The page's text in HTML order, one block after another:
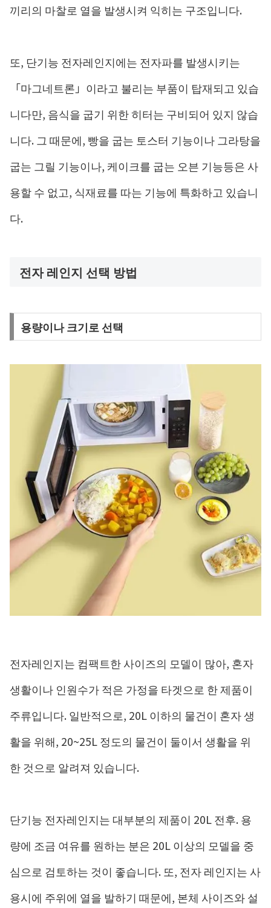
끼리의 마찰로 열을 발생시켜 익히는 구조입니다.
또, 단기능 전자레인지에는 전자파를 발생시키는
「마그네트론」이라고 불리는 부품이 탑재되고 있습
니다만, 음식을 굽기 위한 히터는 구비되어 있지 않습
니다. 그 때문에, 빵을 굽는 토스터 기능이나 그라탕을
굽는 그릴 기능이나, 케이크를 굽는 오븐 기능등은 사
용할 수 없고, 식재료를 따는 기능에 특화하고 있습니
다.
전자 레인지 선택 방법
용량이나 크기로 선택
전자레인지는 컴팩트한 사이즈의 모델이 많아, 혼자
생활이나 인원수가 적은 가정을 타겟으로 한 제품이
주류입니다. 일반적으로, 20L 이하의 물건이 혼자 생
활을 위해, 20~25L 정도의 물건이 둘이서 생활을 위
한 것으로 알려져 있습니다.
단기능 전자레인지는 대부분의 제품이 20L 전후. 용
량에 조금 여유를 원하는 분은 20L 이상의 모델을 중
심으로 검토하는 것이 좋습니다. 또, 전자 레인지는 사
용시에 주위에 열을 발하기 때문에, 본체 사이즈와 설